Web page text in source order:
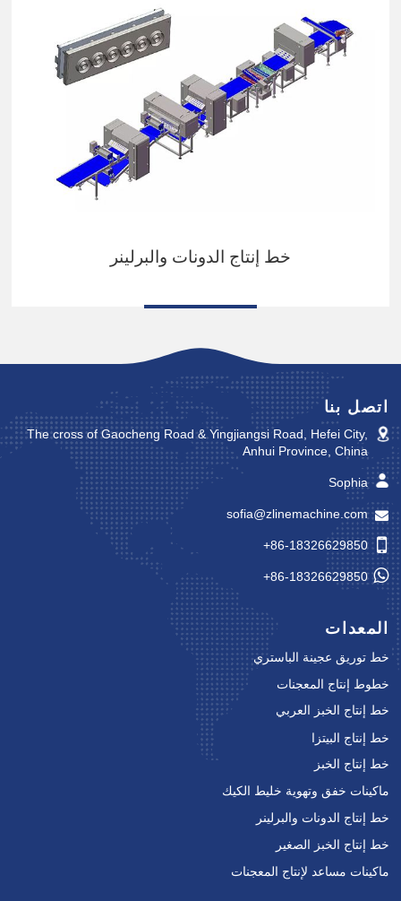
خط إنتاج الدونات والبرلينر
اتصل بنا
The cross of Gaocheng Road & Yingjiangsi Road, Hefei City,
Anhui Province, China
Sophia
sofia@zlinemachine.com
+86-18326629850
+86-18326629850
المعدات
خط توريق عجينة الباستري
خطوط إنتاج المعجنات
خط إنتاج الخبز العربي
خط إنتاج البيتزا
خط إنتاج الخبز
ماكينات خفق وتهوية خليط الكيك
خط إنتاج الدونات والبرلينر
خط إنتاج الخبز الصغير
ماكينات مساعد لإنتاج المعجنات